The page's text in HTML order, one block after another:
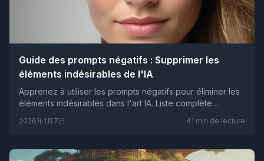
Guide des prompts négatifs : Supprimer les
éléments indésirables de l'IA
Apprenez à utiliser les prompts négatifs pour éliminer les
éléments indésirables dans l'art IA. Liste complète
2026年1月7日 41 min de lecture